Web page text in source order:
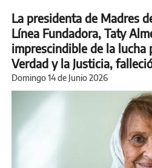
La presidenta de Madres
Línea Fundadora, Taty
imprescindible de la lucha
Verdad y la Justicia,
Domingo 14 de Junio 2026